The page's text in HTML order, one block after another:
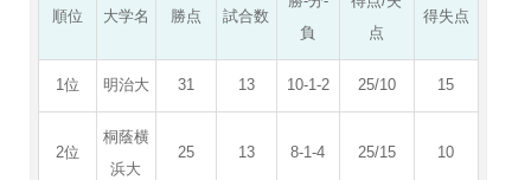
順位 大学名 勝点 試合数
負
点
得失点
1位 明治大 31 13 10-1-2 25/10 15
2位
桐蔭横
浜大
25 13 8-1-4 25/15 10